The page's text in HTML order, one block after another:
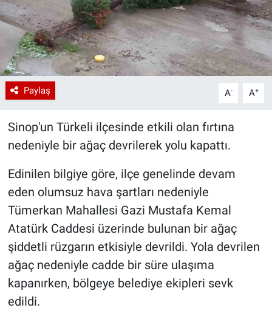
Paylaş A- A+
Sinop'un Türkeli ilçesinde etkili olan fırtına
nedeniyle bir ağaç devrilerek yolu kapattı.
Edinilen bilgiye göre, ilçe genelinde devam
eden olumsuz hava şartları nedeniyle
Tümerkan Mahallesi Gazi Mustafa Kemal
Atatürk Caddesi üzerinde bulunan bir ağaç
şiddetli rüzgarın etkisiyle devrildi. Yola devrilen
ağaç nedeniyle cadde bir süre ulaşıma
kapanırken, bölgeye belediye ekipleri sevk
edildi.